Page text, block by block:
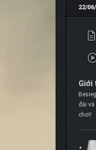
22/
Giới
đài
chơi!